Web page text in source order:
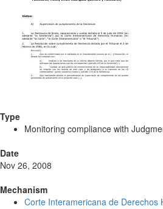
Type
Monitoring compliance with
Date
Nov 26, 2008
Mechanism
Corte Interamericana de Derechos